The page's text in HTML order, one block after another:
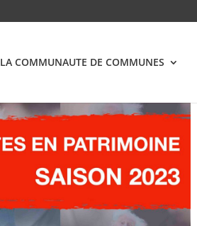
LA COMMUNAUTE DE COMMUNES